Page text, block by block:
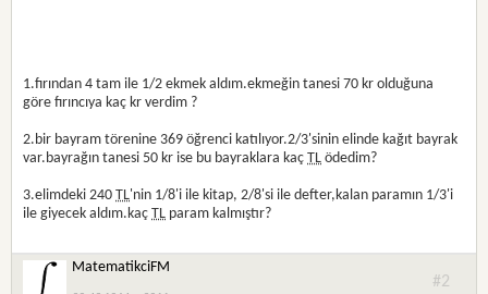
1.fırından 4 tam ile 1/2 ekmek aldım.ekmeğin tanesi 70 kr olduğuna
göre fırıncıya kaç kr verdim ?
2.bir bayram törenine 369 öğrenci katılıyor.2/3'sinin elinde kağıt bayrak
var.bayrağın tanesi 50 kr ise bu bayraklara kaçTL ödedim?
3.elimdeki 240TL'nin 1/8'i ile kitap, 2/8'si ile defter,kalan paramın 1/3'i
ile giyecek aldım.kaçTL param kalmıştır?
MatematikciFM
#2